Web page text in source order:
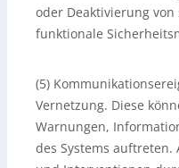
oder Deaktivierung
funktionale
(5)
Vernetzung. Diese
Warnungen,
des Systems auftreten.